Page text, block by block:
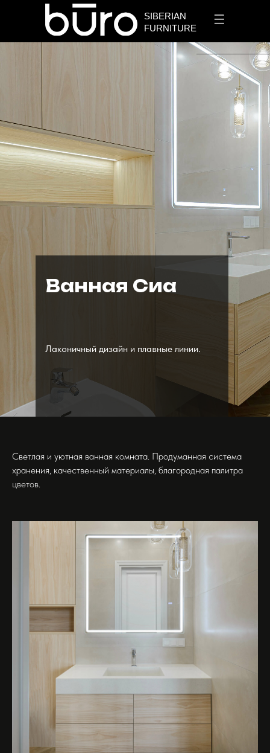
☰
SIBERIAN
FURNITURE
+7 913 912 3656
Заказать проект
Ванная Сиа
Лаконичный дизайн и плавные линии.
Светлая и уютная ванная комната. Продуманная система
хранения, качественный материалы, благородная палитра
цветов.